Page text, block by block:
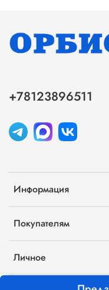
Информация
Покупателям
Личное
+78123896511